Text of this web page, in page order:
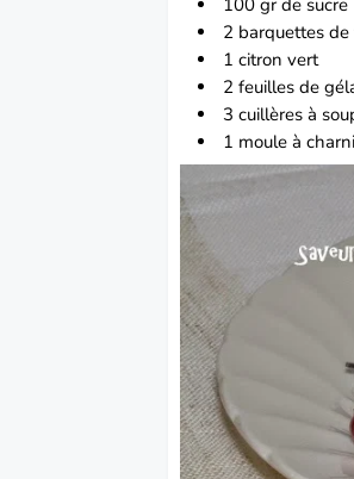
100 gr de sucre
2 barquettes
1 citron vert
2 feuilles de
3 cuillères à
1 moule à